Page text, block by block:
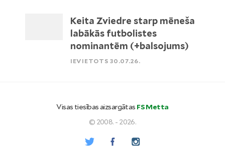
Keita Zviedre starp mēneša
labākās futbolistes
nominantēm (+balsojums)
IEVIETOTS 30.07.26.
Visas tiesības aizsargātas FS Metta
© 2008. - 2026.